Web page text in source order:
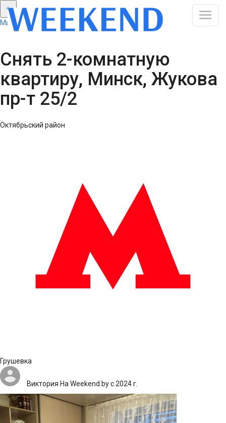
Минск: Смотреть все результаты
Снять 2-комнатную
квартиру, Минск, Жукова
пр-т 25/2
Октябрьский район
Грушевка
Виктория На Weekend.by с 2024 г.